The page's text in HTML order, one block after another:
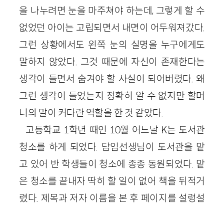
을 나누려면 눈을 마주쳐야 하는데, 그렇게 할 수
없었던 아이는 고립되면서 내면이 어두워져갔다.
그런 상황에서도 왼쪽 눈의 실명을 누구에게도
말하지 않았다. 그것 때문에 자신이 존재한다는
생각이 들면서 숨겨야 할 사실이 되어버렸다. 왜
그런 생각이 들었는지 정확히 알 수 없지만 할머
니의 말이 커다란 역할을 한 것 같았다.
고등학교 1학년 때인 10월 어느날 K는 도서관
청소를 하게 되었다. 담임선생님이 도서관을 맡
고 있어 반 학생들이 청소에 종종 동원되었다. 맡
은 청소를 끝내자 딱히 할 일이 없어 책을 뒤적거
렸다. 제목과 저자 이름을 본 후 페이지를 설렁설